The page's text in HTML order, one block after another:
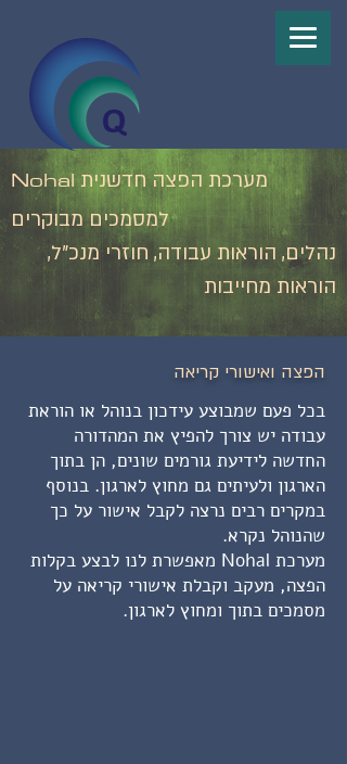
Nohalמערכת הפצה חדשנית
למסמכים מבוקרים
נהלים, הוראות עבודה, חוזרי מנכ"ל,
הוראות מחייבות
הפצה ואישורי קריאה
בכל פעם שמבוצע עידכון בנוהל או הוראת
עבודה יש צורך להפיץ את המהדורה
החדשה לידיעת גורמים שונים, הן בתוך
הארגון ולעיתים גם מחוץ לארגון. בנוסף
במקרים רבים נרצה לקבל אישור על כך
שהנוהל נקרא.
מערכת Nohal מאפשרת לנו לבצע בקלות
הפצה, מעקב וקבלת אישורי קריאה על
מסמכים בתוך ומחוץ לארגון.